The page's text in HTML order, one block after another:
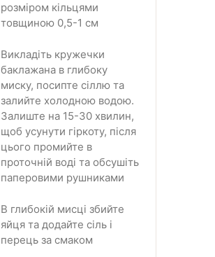
розміром кільцями
товщиною 0,5-1 см
Викладіть кружечки
баклажана в глибоку
миску, посипте сіллю та
залийте холодною водою.
Залиште на 15-30 хвилин,
щоб усунути гіркоту, після
цього промийте в
проточній воді та обсушіть
паперовими рушниками
В глибокій мисці збийте
яйця та додайте сіль і
перець за смаком